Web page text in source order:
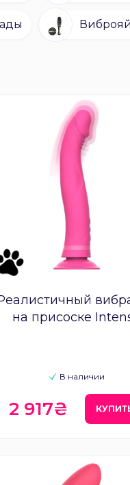
на присоске
В наличии
2 917₴